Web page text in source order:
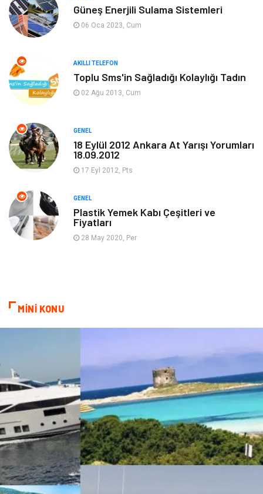
Tanıtıcı Reklam Alışveriş
Dekorasyon Tatil
Makine
Güzellik & Bakım
Organizasyon
Hizmet
Aksesuar
Güneş Enerjili Sulama Sistemleri
06 Oca 2023, Cum
AKILLI TELEFON
Toplu Sms'in Sağladığı Kolaylığı Tadın
02 Ağu 2013, Cum
GENEL
18 Eylül 2012 Ankara At Yarışı Yorumları
18.09.2012
17 Eyl 2012, Pts
GENEL
Plastik Yemek Kabı Çeşitleri ve
Fiyatları
28 May 2020, Per
MİNİ KONU